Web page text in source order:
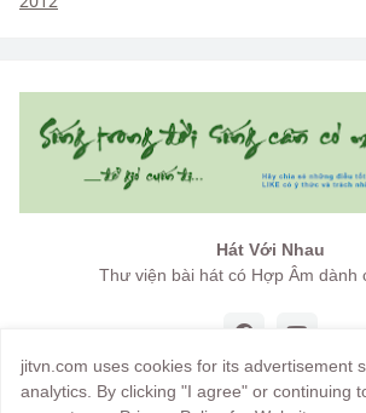
Hát Với Nhau
Thư viện bài hát có Hợp Âm dành
jitvn.com uses cookies for its advertisement
analytics. By clicking "I agree" or continuing